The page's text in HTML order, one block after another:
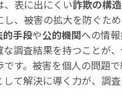
、表に出にくい詐欺の構造
し、被害の拡大を防ぐた
的手段や公的機関への情
な調査結果を持つことが
す。被害を個人の問題
て解決に導く力が、調